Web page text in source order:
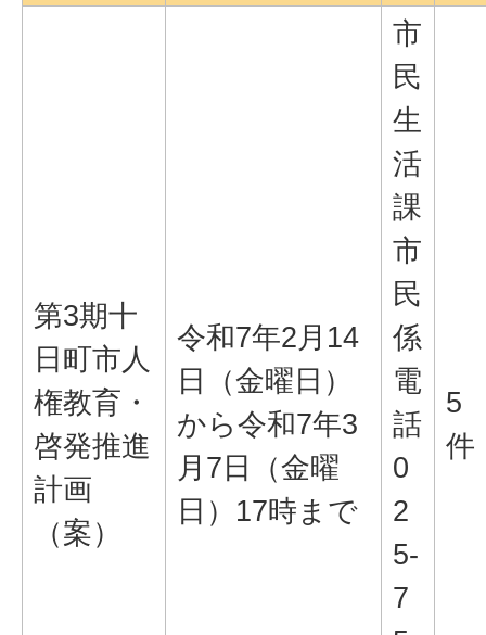
第3期十
日町市人
権教育・
啓発推進
計画
（案）
令和7年2月14
日（金曜日）
から令和7年3
月7日（金曜
日）17時まで
市
民
生
活
課
市
民
係
電
話
0
2
5-
7
5
件